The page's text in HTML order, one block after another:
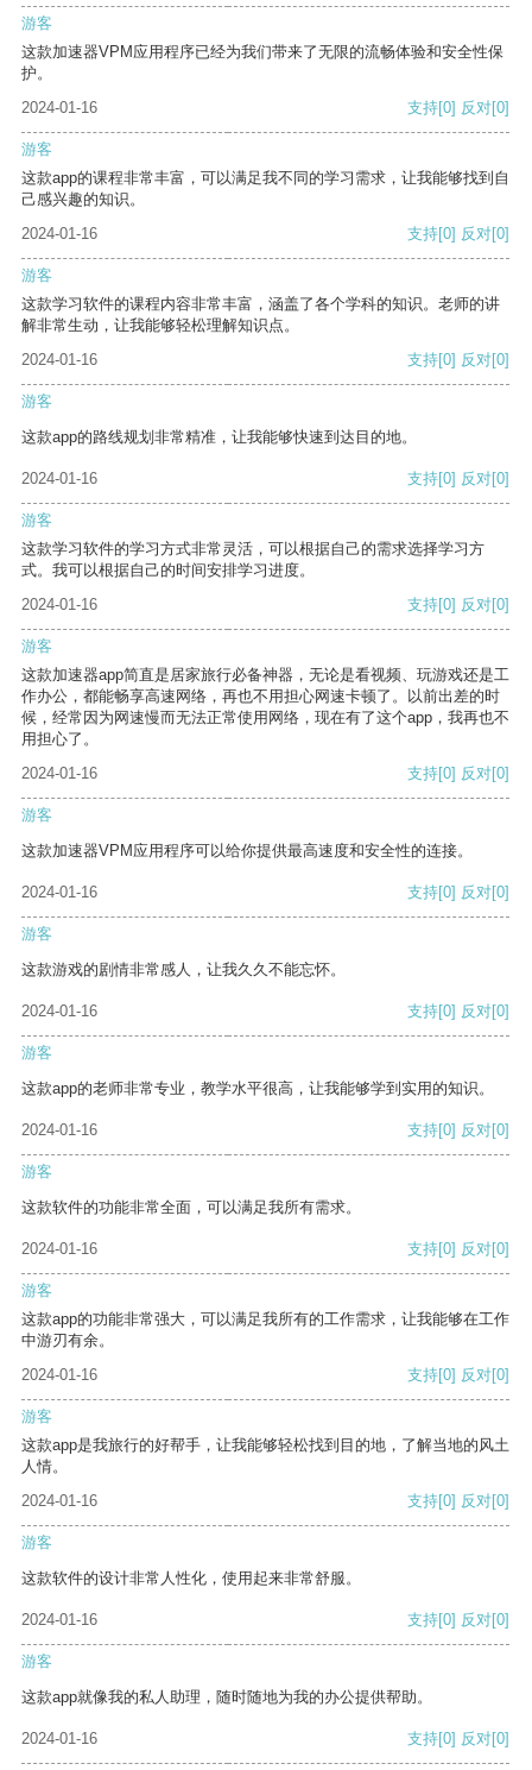
游客
这款加速器VPM应用程序已经为我们带来了无限的流畅体验和安全性保
护。
2024-01-16
支持[0] 反对[0]
游客
这款app的课程非常丰富，可以满足我不同的学习需求，让我能够找到自
己感兴趣的知识。
2024-01-16
支持[0] 反对[0]
游客
这款学习软件的课程内容非常丰富，涵盖了各个学科的知识。老师的讲
解非常生动，让我能够轻松理解知识点。
2024-01-16
支持[0] 反对[0]
游客
这款app的路线规划非常精准，让我能够快速到达目的地。
2024-01-16 支持[0] 反对[0]
游客
这款学习软件的学习方式非常灵活，可以根据自己的需求选择学习方
式。我可以根据自己的时间安排学习进度。
2024-01-16
支持[0] 反对[0]
游客
这款加速器app简直是居家旅行必备神器，无论是看视频、玩游戏还是工
作办公，都能畅享高速网络，再也不用担心网速卡顿了。以前出差的时
候，经常因为网速慢而无法正常使用网络，现在有了这个app，我再也不
用担心了。
2024-01-16
支持[0] 反对[0]
游客
这款加速器VPM应用程序可以给你提供最高速度和安全性的连接。
2024-01-16 支持[0] 反对[0]
游客
这款游戏的剧情非常感人，让我久久不能忘怀。
2024-01-16 支持[0] 反对[0]
游客
这款app的老师非常专业，教学水平很高，让我能够学到实用的知识。
2024-01-16 支持[0] 反对[0]
游客
这款软件的功能非常全面，可以满足我所有需求。
2024-01-16 支持[0] 反对[0]
游客
这款app的功能非常强大，可以满足我所有的工作需求，让我能够在工作
中游刃有余。
2024-01-16
支持[0] 反对[0]
游客
这款app是我旅行的好帮手，让我能够轻松找到目的地，了解当地的风土
人情。
2024-01-16
支持[0] 反对[0]
游客
这款软件的设计非常人性化，使用起来非常舒服。
2024-01-16 支持[0] 反对[0]
游客
这款app就像我的私人助理，随时随地为我的办公提供帮助。
2024-01-16 支持[0] 反对[0]